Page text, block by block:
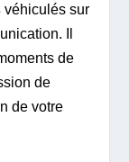
véhiculés sur
Il
de
de
de votre